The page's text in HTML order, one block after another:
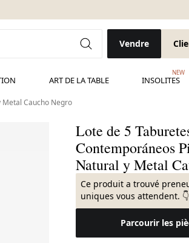
Vendre
ART DE LA TABLE INSOLITES
NEW
Metal Caucho Negro
Lote de 5
Contemporáneos
Natural y Metal
Ce produit a trouvé
uniques vous attendent. 👇
Parcourir les